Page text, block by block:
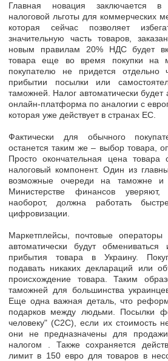
Главная новация заключается в
налоговой льготы для коммерческих
которая сейчас позволяет
значительную часть товаров,
новым правилам 20% НДС будет
товараеще во время покупки на
покупателю не придется отдельно
прибытии посылки или
таможней. Налог автоматическибудет
онлайн-платформа по аналогии с
которая уже действует в странах ЕС.
Фактически для обычного
останется таким же – выбор товара,
Просто окончательная цена товара
налоговый компонент. Один из
возможные очереди на таможне и
Министерстве финансов
наоборот,должна работать
цифровизации.
Маркетплейсы, почтовые
автоматически будут
прибытия товара в Украину.
подавать никаких деклараций или
происхождение товара. Таким
таможней для большинства
Еще одна важная деталь, что
подарков между людьми. Посылки
человеку" (C2C), если их стоимость
они не предназначены для
налогом . Также сохраняется
лимит в 150 евро для товаров в